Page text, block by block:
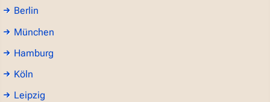
Berlin
München
Hamburg
Köln
Leipzig